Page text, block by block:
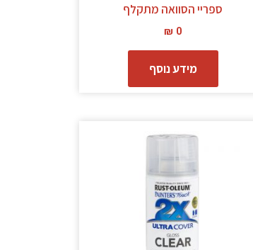
ספריי הסוואה מתקלף
₪0
מידע נוסף